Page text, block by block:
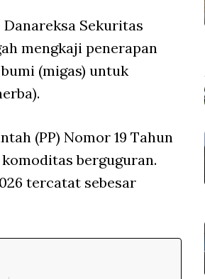
Sekuritas
mengkaji penerapan
(migas) untuk
(PP) Nomor 19 Tahun
berguguran.
tercatat sebesar